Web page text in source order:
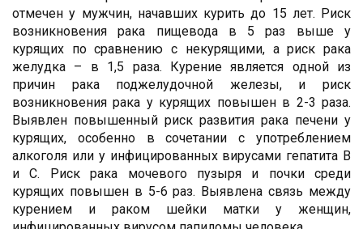
отмечен у мужчин, начавших курить до 15 лет. Риск
возникновения рака пищевода в 5 раз выше у
курящих по сравнению с некурящими, а риск рака
желудка – в 1,5 раза. Курение является одной из
причин рака поджелудочной железы, и риск
возникновения рака у курящих повышен в 2-3 раза.
Выявлен повышенный риск развития рака печени у
курящих, особенно в сочетании с употреблением
алкоголя или у инфицированных вирусами гепатита В
и С. Риск рака мочевого пузыря и почки среди
курящих повышен в 5-6 раз. Выявлена связь между
курением и раком шейки матки у женщин,